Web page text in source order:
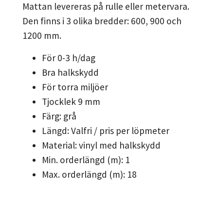
Mattan levereras på rulle eller metervara.
Den finns i 3 olika bredder: 600, 900 och
1200 mm.
För 0-3 h/dag
Bra halkskydd
För torra miljöer
Tjocklek 9 mm
Färg: grå
Längd: Valfri / pris per löpmeter
Material: vinyl med halkskydd
Min. orderlängd (m): 1
Max. orderlängd (m): 18